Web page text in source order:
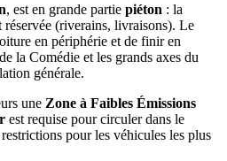
, est en grande partie piéton : la
(riverains, livraisons). Le
en périphérie et de finir en
la Comédie et les grands axes du
générale.
une Zone à Faibles Émissions
est requise pour circuler dans le
pour les véhicules les plus